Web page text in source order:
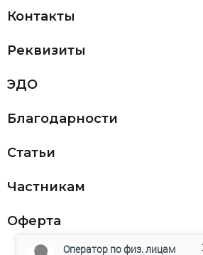
Контакты
Реквизиты
ЭДО
Благодарности
Статьи
Частникам
Оферта
Оператор по физ. лицам